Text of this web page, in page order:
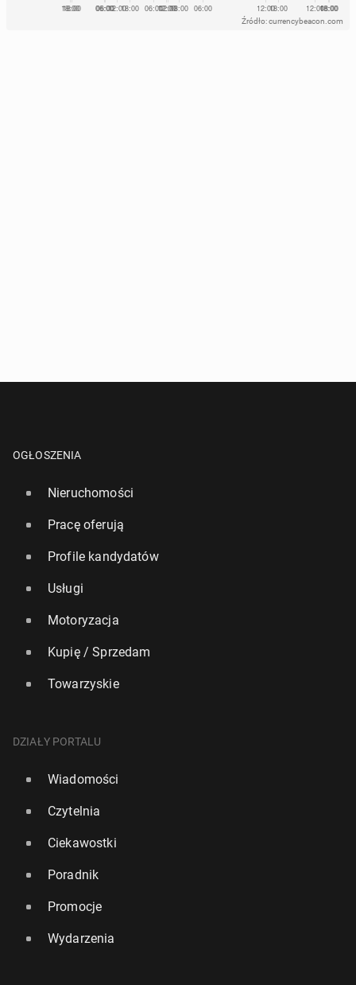
Źródło: currencybeacon.com
OGŁOSZENIA
Nieruchomości
Pracę oferują
Profile kandydatów
Usługi
Motoryzacja
Kupię / Sprzedam
Towarzyskie
DZIAŁY PORTALU
Wiadomości
Czytelnia
Ciekawostki
Poradnik
Promocje
Wydarzenia